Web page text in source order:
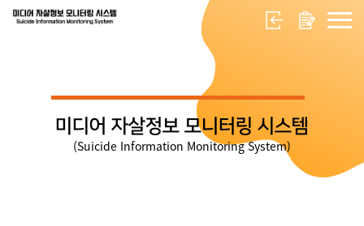
미디어 자살정보 모니터링 시스템
(Suicide Information Monitoring System)